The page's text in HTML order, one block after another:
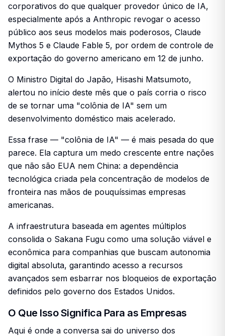
corporativos do que qualquer provedor único de IA,
especialmente após a Anthropic revogar o acesso
público aos seus modelos mais poderosos, Claude
Mythos 5 e Claude Fable 5, por ordem de controle de
exportação do governo americano em 12 de junho.
O Ministro Digital do Japão, Hisashi Matsumoto,
alertou no início deste mês que o país corria o risco
de se tornar uma "colônia de IA" sem um
desenvolvimento doméstico mais acelerado.
Essa frase — "colônia de IA" — é mais pesada do que
parece. Ela captura um medo crescente entre nações
que não são EUA nem China: a dependência
tecnológica criada pela concentração de modelos de
fronteira nas mãos de pouquíssimas empresas
americanas.
A infraestrutura baseada em agentes múltiplos
consolida o Sakana Fugu como uma solução viável e
econômica para companhias que buscam autonomia
digital absoluta, garantindo acesso a recursos
avançados sem esbarrar nos bloqueios de exportação
definidos pelo governo dos Estados Unidos.
O Que Isso Significa Para as Empresas
Aqui é onde a conversa sai do universo dos